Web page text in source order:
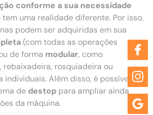
conforme a sua necessidade
uma realidade diferente. Por isso,
podem ser adquiridas em sua
(com todas as operações
de forma modular, como
rebaixadeira, rosquiadeira ou
individuais. Além disso, é possível
de destop para ampliar ainda
da máquina.